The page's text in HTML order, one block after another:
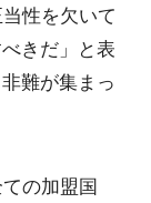
性を欠いて
きだ」と表
難が集まっ
の加盟国